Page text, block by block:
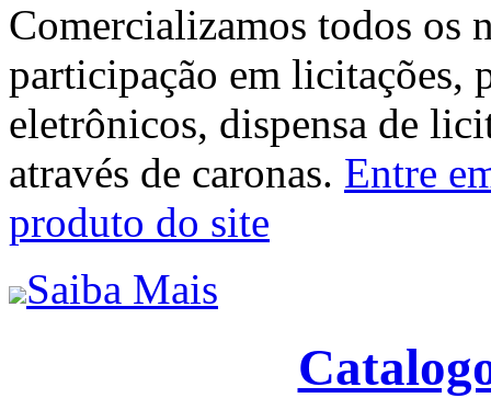
Comercializamos todos os
participação em licitações,
eletrônicos, dispensa de
através de caronas. Entre
produto do site
Saiba Mais